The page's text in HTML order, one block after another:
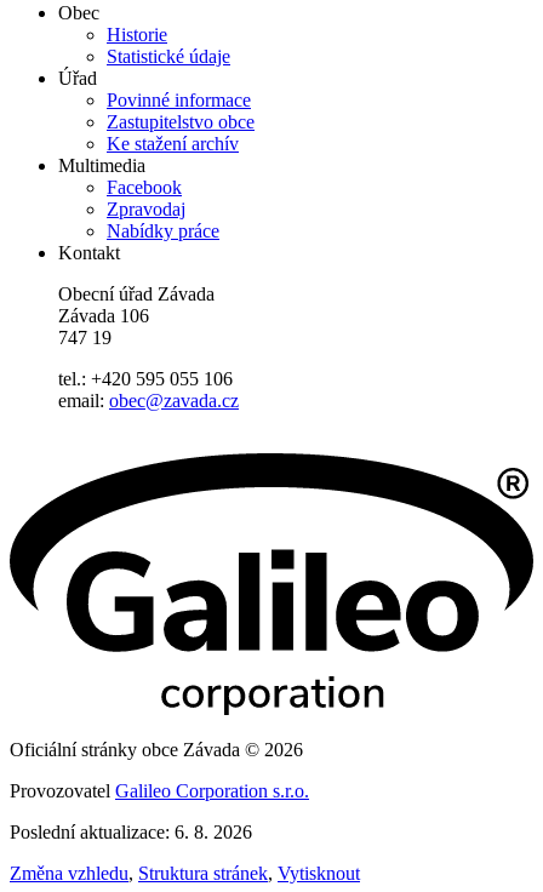
Obec
Historie
Statistické údaje
Úřad
Povinné informace
Zastupitelstvo obce
Ke stažení archív
Multimedia
Facebook
Zpravodaj
Nabídky práce
Kontakt
Obecní úřad Závada
Závada 106
747 19
tel.: +420 595 055 106
email: obec@zavada.cz
Oficiální stránky obce Závada © 2026
Provozovatel Galileo Corporation s.r.o.
Poslední aktualizace: 6. 8. 2026
Změna vzhledu, Struktura stránek, Vytisknout